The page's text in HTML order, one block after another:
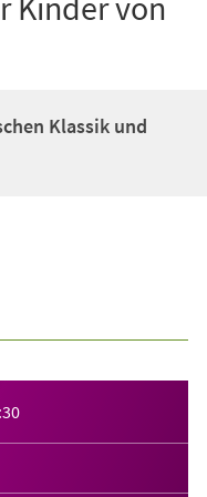
Klassik und